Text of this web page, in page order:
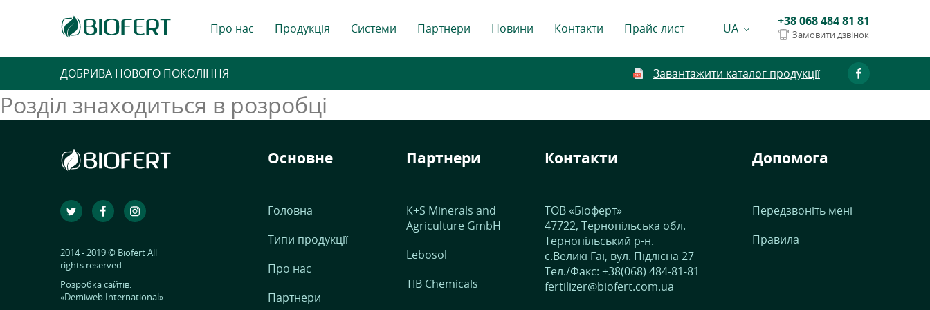
Про нас Продукція Системи Партнери Новини Контакти Прайс лист UA +38 068 484 81 81
Замовити дзвінок
ДОБРИВА НОВОГО ПОКОЛІННЯ Завантажити каталог продукції
Розділ знаходиться в розробці
2014 - 2019 © Biofert All
rights reserved
Розробка сайтів:
«Demiweb International»
Основне
Головна
Типи продукції
Про нас
Партнери
Партнери
К+S Minerals and
Agriculture GmbH
Lebosol
TIB Chemicals
Контакти
ТОВ «Біоферт»
47722, Тернопільська обл.
Тернопільський р-н.
с.Великі Гаї, вул. Підлісна 27
Тел./Факс: +38(068) 484-81-81
fertilizer@biofert.com.ua
Допомога
Передзвоніть мені
Правила